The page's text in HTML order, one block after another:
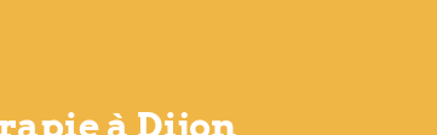
à Dijon